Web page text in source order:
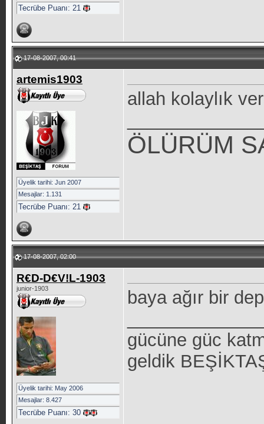
Tecrübe Puanı: 21
17-08-2007, 00:41
artemis1903
Üyelik tarihi: Jun 2007
Mesajlar: 1.131
Tecrübe Puanı: 21
allah kolaylık
ÖLÜRÜM
17-08-2007, 02:00
R€D-D€V!L-1903
junior-1903
Üyelik tarihi: May 2006
Mesajlar: 8.427
Tecrübe Puanı: 30
baya ağır bir
gücüne güc
geldik